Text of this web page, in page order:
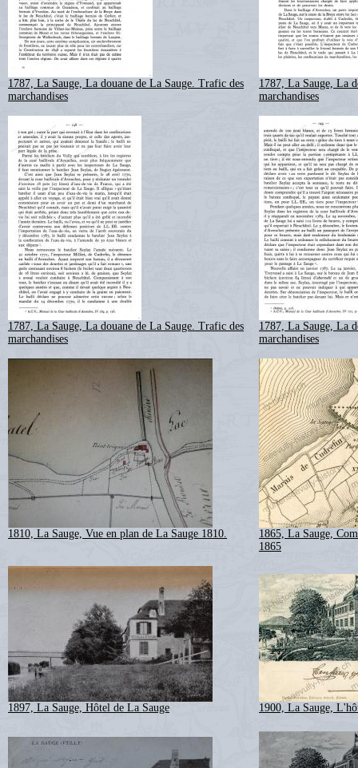
1787, La Sauge, La douane de La Sauge. Trafic des
marchandises
1787, La Sauge, La
marchandises
1787, La Sauge, La douane de La Sauge. Trafic des
marchandises
1787, La Sauge, La
marchandises
1810, La Sauge, Vue en plan de La Sauge 1810.
1865, La Sauge,
1865
1897, La Sauge, Hôtel de La Sauge 1900, La Sauge,